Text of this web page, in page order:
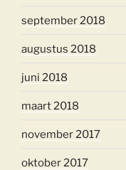
september 2018
augustus 2018
juni 2018
maart 2018
november 2017
oktober 2017